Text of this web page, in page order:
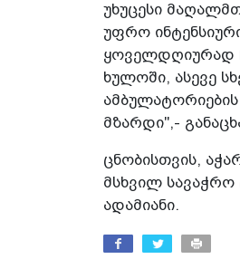
უხუცესი
უფრო
ყოველდღიურად
ხულოში, ასევე
მზარდი",-
ცნობისთვის,
მსხვილ სავაჭრო
ადამიანი.